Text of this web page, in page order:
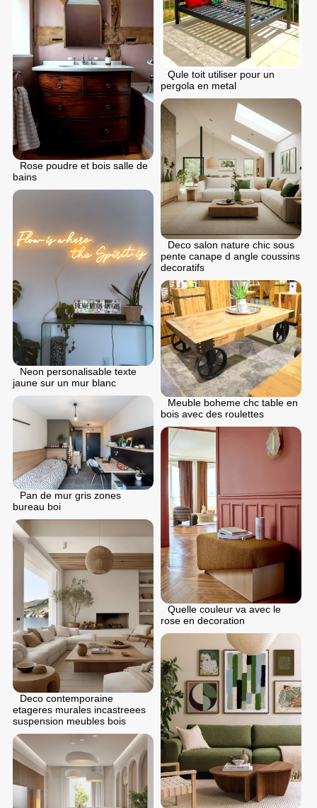
Qule toit utiliser pour un
pergola en metal
Rose poudre et bois salle de
bains
Deco salon nature chic sous
pente canape d angle coussins
decoratifs
Neon personalisable texte
jaune sur un mur blanc
Meuble boheme chc table en
bois avec des roulettes
Pan de mur gris zones
bureau boi
Quelle couleur va avec le
rose en decoration
Deco contemporaine
etageres murales incastreees
suspension meubles bois